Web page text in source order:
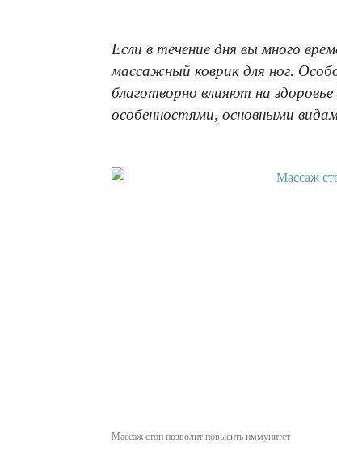
Если в течение дня вы много
массажный коврик для ног.
благотворно влияют на
особенностями, основными
Массаж стоп позволит повысить иммунитет